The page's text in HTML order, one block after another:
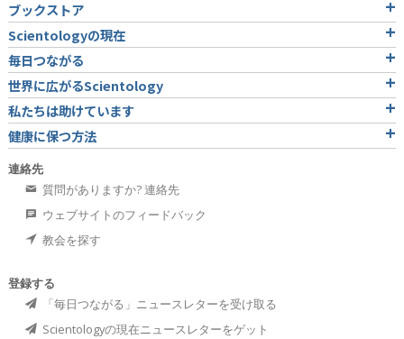
ブックストア
Scientologyの現在
毎日つながる
世界に広がるScientology
私たちは助けています
健康に保つ方法
連絡先
質問がありますか? 連絡先
ウェブサイトのフィードバック
教会を探す
登録する
「毎日つながる」ニュースレターを受け取る
Scientologyの現在ニュースレターをゲット